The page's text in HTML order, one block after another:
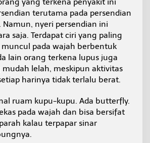
terutama pada persendian
nyeri persendian ini
saja. Terdapat ciri yang paling
muncul pada wajah berbentuk
lain orang terkena lupus juga
lelah, meskipun aktivitas
harinya tidak terlalu berat.
ruam kupu-kupu. Ada butterfly.
pada wajah dan bisa bersifat
kalau terpapar sinar